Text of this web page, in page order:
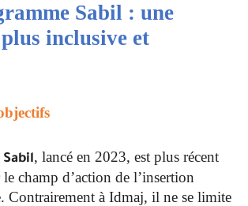
Sabil : une
inclusive et
Sabil, lancé en 2023, est plus récent
champ d’action de l’insertion
Contrairement à Idmaj, il ne se limite